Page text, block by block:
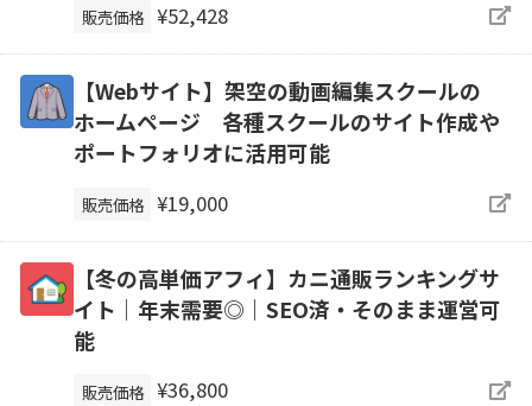
販売価格 ¥52,428
【Webサイト】架空の動画編集スクールの
ホームページ 各種スクールのサイト作成や
ポートフォリオに活用可能
販売価格 ¥19,000
【冬の高単価アフィ】カニ通販ランキングサ
イト｜年末需要◎｜SEO済・そのまま運営可
能
販売価格 ¥36,800